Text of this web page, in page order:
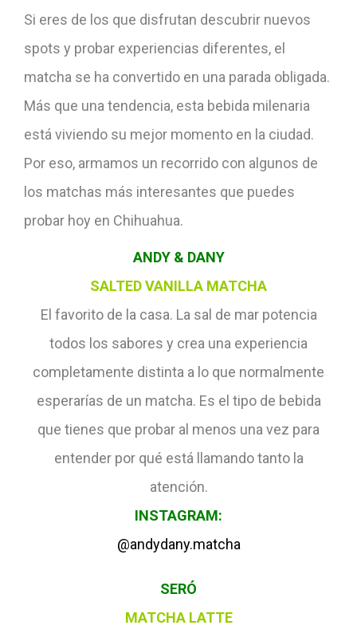
Si eres de los que disfrutan descubrir nuevos
spots y probar experiencias diferentes, el
matcha se ha convertido en una parada obligada.
Más que una tendencia, esta bebida milenaria
está viviendo su mejor momento en la ciudad.
Por eso, armamos un recorrido con algunos de
los matchas más interesantes que puedes
probar hoy en Chihuahua.
ANDY & DANY
SALTED VANILLA MATCHA
El favorito de la casa. La sal de mar potencia
todos los sabores y crea una experiencia
completamente distinta a lo que normalmente
esperarías de un matcha. Es el tipo de bebida
que tienes que probar al menos una vez para
entender por qué está llamando tanto la
atención.
INSTAGRAM:
@andydany.matcha
SERÓ
MATCHA LATTE